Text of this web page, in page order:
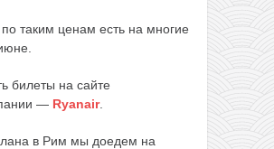
таким ценам есть на многие
билеты на сайте
— Ryanair.
в Рим мы доедем на